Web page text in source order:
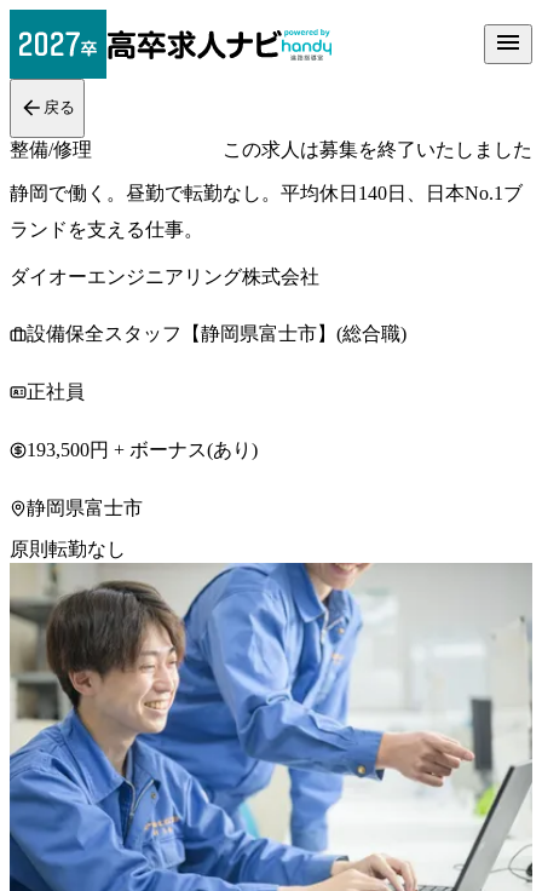
戻る
整備/修理 この求人は募集を終了いたしました
静岡で働く。昼勤で転勤なし。平均休日140日、日本No.1ブ
ランドを支える仕事。
ダイオーエンジニアリング株式会社
設備保全スタッフ【静岡県富士市】(総合職)
正社員
193,500円 + ボーナス(あり)
静岡県富士市
原則転勤なし